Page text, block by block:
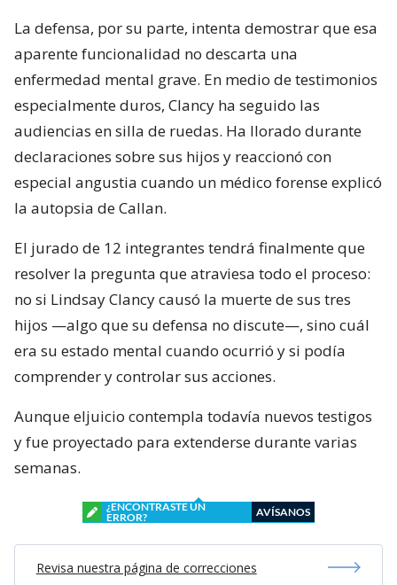
La defensa, por su parte, intenta demostrar que esa
aparente funcionalidad no descarta una
enfermedad mental grave. En medio de testimonios
especialmente duros, Clancy ha seguido las
audiencias en silla de ruedas. Ha llorado durante
declaraciones sobre sus hijos y reaccionó con
especial angustia cuando un médico forense explicó
la autopsia de Callan.
El jurado de 12 integrantes tendrá finalmente que
resolver la pregunta que atraviesa todo el proceso:
no si Lindsay Clancy causó la muerte de sus tres
hijos —algo que su defensa no discute—, sino cuál
era su estado mental cuando ocurrió y si podía
comprender y controlar sus acciones.
Aunque eljuicio contempla todavía nuevos testigos
y fue proyectado para extenderse durante varias
semanas.
¿ENCONTRASTE UN
ERROR?
AVÍSANOS
Revisa nuestra página de correcciones